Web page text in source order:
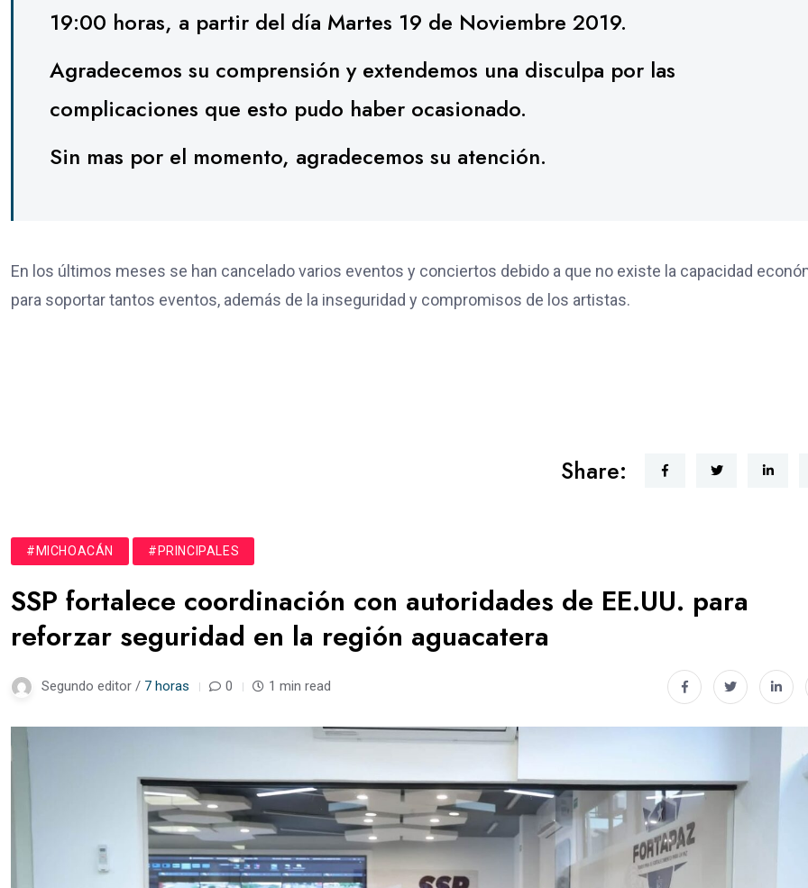
19:00 horas, a partir del día Martes 19 de Noviembre 2019.
Agradecemos su comprensión y extendemos una disculpa por las
complicaciones que esto pudo haber ocasionado.
Sin mas por el momento, agradecemos su atención.
En los últimos meses se han cancelado varios eventos y conciertos debido a que no existe la capacidad
para soportar tantos eventos, además de la inseguridad y compromisos de los artistas.
Share:
#MICHOACÁN #PRINCIPALES
SSP fortalece coordinación con autoridades de EE.UU. para
reforzar seguridad en la región aguacatera
Segundo editor / 7 horas 0 1 min read